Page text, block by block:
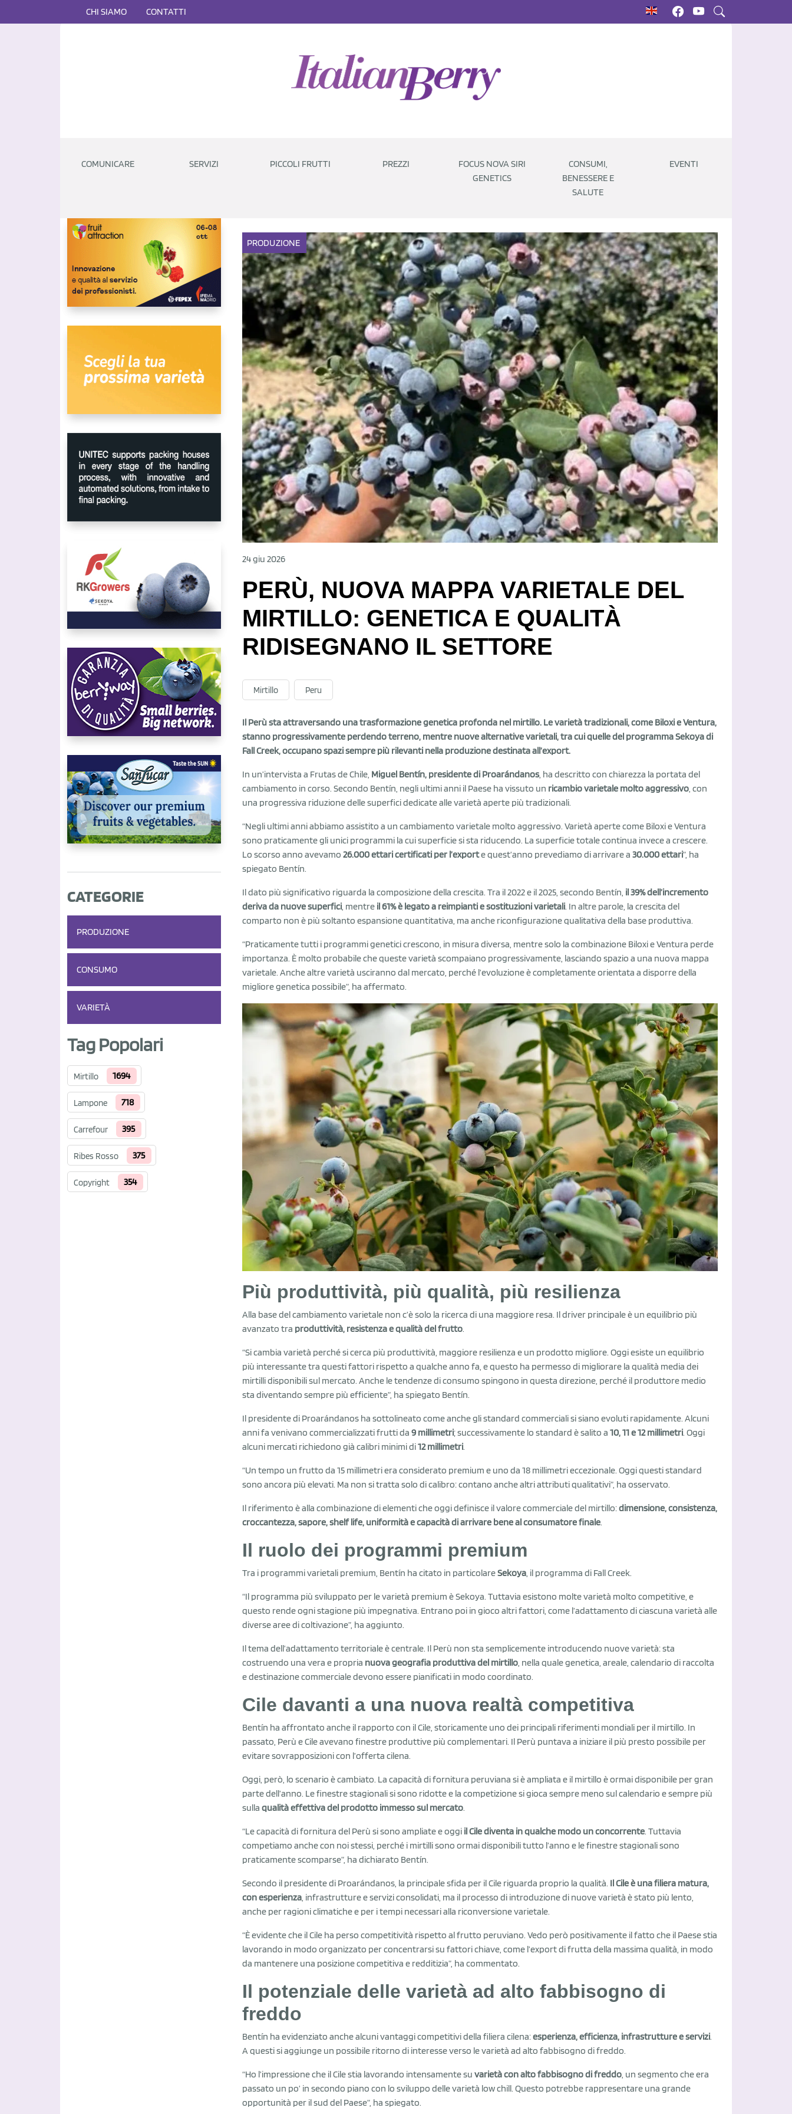
CHI SIAMO CONTATTI
COMUNICARE SERVIZI PICCOLI FRUTTI PREZZI
FOCUS NOVA SIRI
GENETICS
CONSUMI,
BENESSERE E
SALUTE
EVENTI
CATEGORIE
PRODUZIONE
CONSUMO
VARIETÀ
Tag Popolari
Mirtillo 1694
Lampone 718
Carrefour 395
Ribes Rosso 375
Copyright 354
PRODUZIONE
24 giu 2026
PERÙ, NUOVA MAPPA VARIETALE DEL
MIRTILLO: GENETICA E QUALITÀ
RIDISEGNANO IL SETTORE
Mirtillo Peru
Il Perù sta attraversando una trasformazione genetica profonda nel mirtillo. Le varietà tradizionali, come Biloxi e Ventura,
stanno progressivamente perdendo terreno, mentre nuove alternative varietali, tra cui quelle del programma Sekoya di
Fall Creek, occupano spazi sempre più rilevanti nella produzione destinata all’export.
In un’intervista a Frutas de Chile, Miguel Bentín, presidente di Proarándanos, ha descritto con chiarezza la portata del
cambiamento in corso. Secondo Bentín, negli ultimi anni il Paese ha vissuto un ricambio varietale molto aggressivo, con
una progressiva riduzione delle superfici dedicate alle varietà aperte più tradizionali.
“Negli ultimi anni abbiamo assistito a un cambiamento varietale molto aggressivo. Varietà aperte come Biloxi e Ventura
sono praticamente gli unici programmi la cui superficie si sta riducendo. La superficie totale continua invece a crescere.
Lo scorso anno avevamo 26.000 ettari certificati per l’exporte quest’anno prevediamo di arrivare a 30.000 ettari”, ha
spiegato Bentín.
Il dato più significativo riguarda la composizione della crescita. Tra il 2022 e il 2025, secondo Bentín, il 39% dell’incremento
deriva da nuove superfici, mentre il 61% è legato a reimpianti e sostituzioni varietali. In altre parole, la crescita del
comparto non è più soltanto espansione quantitativa, ma anche riconfigurazione qualitativa della base produttiva.
“Praticamente tutti i programmi genetici crescono, in misura diversa, mentre solo la combinazione Biloxi e Ventura perde
importanza. È molto probabile che queste varietà scompaiano progressivamente, lasciando spazio a una nuova mappa
varietale. Anche altre varietà usciranno dal mercato, perché l’evoluzione è completamente orientata a disporre della
migliore genetica possibile”, ha affermato.
Più produttività, più qualità, più resilienza
Alla base del cambiamento varietale non c’è solo la ricerca di una maggiore resa. Il driver principale è un equilibrio più
avanzato tra produttività, resistenza e qualità del frutto.
“Si cambia varietà perché si cerca più produttività, maggiore resilienza e un prodotto migliore. Oggi esiste un equilibrio
più interessante tra questi fattori rispetto a qualche anno fa, e questo ha permesso di migliorare la qualità media dei
mirtilli disponibili sul mercato. Anche le tendenze di consumo spingono in questa direzione, perché il produttore medio
sta diventando sempre più efficiente”, ha spiegato Bentín.
Il presidente di Proarándanos ha sottolineato come anche gli standard commerciali si siano evoluti rapidamente. Alcuni
anni fa venivano commercializzati frutti da 9 millimetri; successivamente lo standard è salito a 10, 11 e 12 millimetri. Oggi
alcuni mercati richiedono già calibri minimi di12 millimetri.
“Un tempo un frutto da 15 millimetri era considerato premium e uno da 18 millimetri eccezionale. Oggi questi standard
sono ancora più elevati. Ma non si tratta solo di calibro: contano anche altri attributi qualitativi”, ha osservato.
Il riferimento è alla combinazione di elementi che oggi definisce il valore commerciale del mirtillo:dimensione, consistenza,
croccantezza, sapore, shelf life, uniformità e capacità di arrivare bene al consumatore finale.
Il ruolo dei programmi premium
Tra i programmi varietali premium, Bentín ha citato in particolareSekoya , il programma di Fall Creek.
“Il programma più sviluppato per le varietà premium è Sekoya. Tuttavia esistono molte varietà molto competitive, e
questo rende ogni stagione più impegnativa. Entrano poi in gioco altri fattori, come l’adattamento di ciascuna varietà alle
diverse aree di coltivazione”, ha aggiunto.
Il tema dell’adattamento territoriale è centrale. Il Perù non sta semplicemente introducendo nuove varietà: sta
costruendo una vera e propria nuova geografia produttiva del mirtillo , nella quale genetica, areale, calendario di raccolta
e destinazione commerciale devono essere pianificati in modo coordinato.
Cile davanti a una nuova realtà competitiva
Bentín ha affrontato anche il rapporto con il Cile, storicamente uno dei principali riferimenti mondiali per il mirtillo. In
passato, Perù e Cile avevano finestre produttive più complementari. Il Perù puntava a iniziare il più presto possibile per
evitare sovrapposizioni con l’offerta cilena.
Oggi, però, lo scenario è cambiato. La capacità di fornitura peruviana si è ampliata e il mirtillo è ormai disponibile per gran
parte dell’anno. Le finestre stagionali si sono ridotte e la competizione si gioca sempre meno sul calendario e sempre più
sulla qualità effettiva del prodotto immesso sul mercato.
“Le capacità di fornitura del Perù si sono ampliate e oggi il Cile diventa in qualche modo un concorrente. Tuttavia
competiamo anche con noi stessi, perché i mirtilli sono ormai disponibili tutto l’anno e le finestre stagionali sono
praticamente scomparse”, ha dichiarato Bentín.
Secondo il presidente di Proarándanos, la principale sfida per il Cile riguarda proprio la qualità. Il Cile è una filiera matura,
con esperienza , infrastrutture e servizi consolidati, ma il processo di introduzione di nuove varietà è stato più lento,
anche per ragioni climatiche e per i tempi necessari alla riconversione varietale.
“È evidente che il Cile ha perso competitività rispetto al frutto peruviano. Vedo però positivamente il fatto che il Paese stia
lavorando in modo organizzato per concentrarsi su fattori chiave, come l’export di frutta della massima qualità, in modo
da mantenere una posizione competitiva e redditizia”, ha commentato.
Il potenziale delle varietà ad alto fabbisogno di
freddo
Bentín ha evidenziato anche alcuni vantaggi competitivi della filiera cilena:esperienza, efficienza, infrastrutture e servizi.
A questi si aggiunge un possibile ritorno di interesse verso le varietà ad alto fabbisogno di freddo.
“Ho l’impressione che il Cile stia lavorando intensamente su varietà con alto fabbisogno di freddo , un segmento che era
passato un po’ in secondo piano con lo sviluppo delle varietà low chill. Questo potrebbe rappresentare una grande
opportunità per il sud del Paese”, ha spiegato.